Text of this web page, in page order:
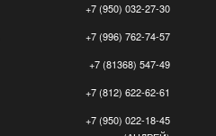
+7 (950) 032-27-30
+7 (996) 762-74-57
+7 (81368) 547-49
+7 (812) 622-62-61
+7 (950) 022-18-45